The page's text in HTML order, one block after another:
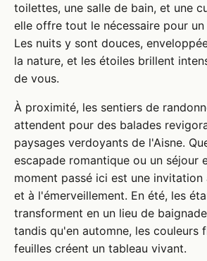
toilettes, une salle de bain, et une
elle offre tout le nécessaire pour un
Les nuits y sont douces,
la nature, et les étoiles brillent
de vous.
À proximité, les sentiers de
attendent pour des balades
paysages verdoyants de l'Aisne.
escapade romantique ou un séjour
moment passé ici est une
et à l'émerveillement. En été, les
transforment en un lieu de
tandis qu'en automne, les couleurs
feuilles créent un tableau vivant.